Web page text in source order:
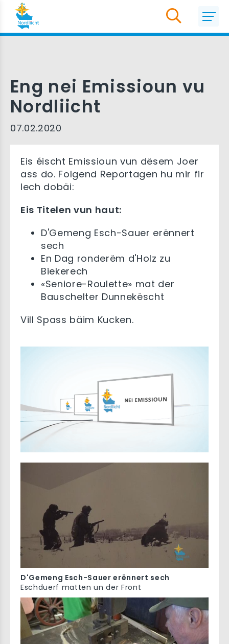
Eng nei Emissioun vu
Nordliicht
07.02.2020
Eis éischt Emissioun vun dësem Joer
ass do. Folgend Reportagen hu mir fir
Iech dobäi:
Eis Titelen vun haut:
D'Gemeng Esch-Sauer erënnert
sech
En Dag ronderëm d'Holz zu
Biekerech
«Seniore-Roulette» mat der
Bauschelter Dunnekëscht
Vill Spass bäim Kucken.
D'Gemeng Esch-Sauer erënnert sech
Eschduerf matten un der Front